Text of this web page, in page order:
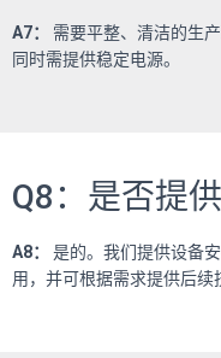
A7：
需要平整、清洁的生
同时需提供稳定电源。
Q8：是否提
A8：
是的。我们提供设备
用，并可根据需求提供后续